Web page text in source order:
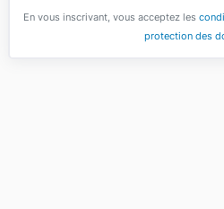
En vous inscrivant, vous acceptez les
protection des